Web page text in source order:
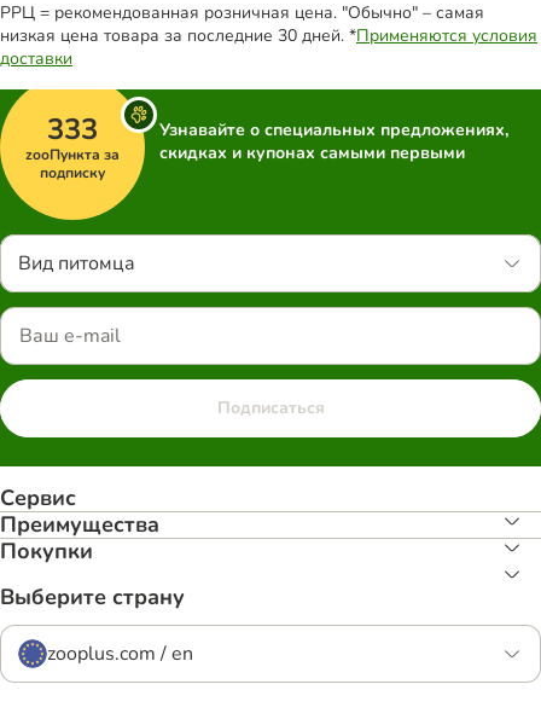
РРЦ = рекомендованная розничная цена. "Обычно" – самая
низкая цена товара за последние 30 дней. *Применяются условия
доставки
333
zooПункта за
подписку
Узнавайте о специальных предложениях,
скидках и купонах самыми первыми
Вид питомца
Подписаться
Сервис
Преимуществa
Покупки
Выберите страну
zooplus.com / en